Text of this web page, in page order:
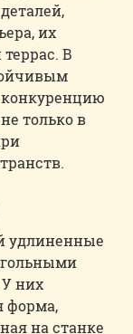
их
В
конкуренцию
только в
удлиненные
них
форма,
на станке